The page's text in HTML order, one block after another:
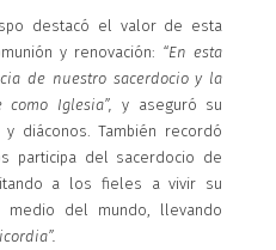
destacó el valor de esta
y renovación: “En esta
de nuestro sacerdocio y la
Iglesia”,
y aseguró su
diáconos. También recordó
participa del sacerdocio de
a los fieles a vivir su
medio del mundo, llevando